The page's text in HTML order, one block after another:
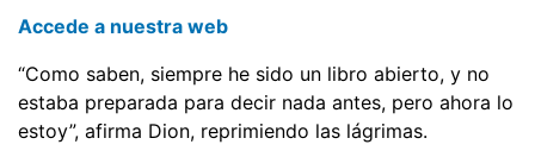
Accede a nuestra web
“Como saben, siempre he sido un libro abierto, y no
estaba preparada para decir nada antes, pero ahora lo
estoy”, afirma Dion, reprimiendo las lágrimas.